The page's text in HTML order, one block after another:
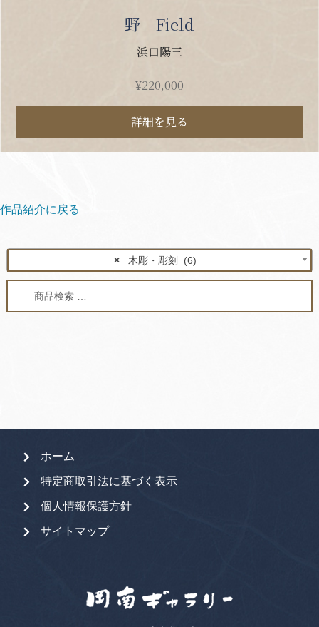
野 Field
浜口陽三
¥220,000
詳細を見る
作品紹介に戻る
× 木彫・彫刻 (6)
ホーム
特定商取引法に基づく表示
個人情報保護方針
サイトマップ